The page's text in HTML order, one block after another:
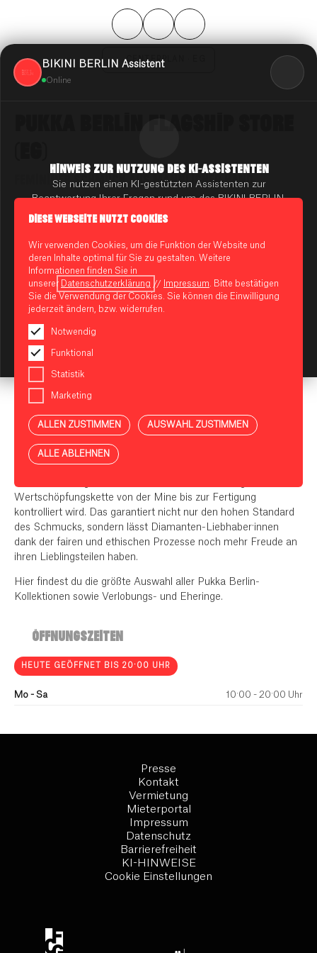
BIKINI BERLIN Assistent
Online
HINWEIS ZUR NUTZUNG DES KI-ASSISTENTEN
Sie nutzen einen KI-gestützten Assistenten zur
Beantwortung Ihrer Fragen rund um das BIKINI BERLIN.
Die Antworten werden automatisiert erzeugt und
Bitte geben Sie keine sensiblen oder vertraulichen
Informationen ein.
Datenschutzerklärung
Hinweise zur Nutzung
DIESE WEBSEITE NUTZT COOKIES
Wir verwenden Cookies, um die Funktion der Website und
deren Inhalte optimal für Sie zu gestalten. Weitere
Informationen finden Sie in
unserer
Datenschutzerklärung // Impressum . Bitte bestätigen
Sie die Verwendung der Cookies. Sie können die Einwilligung
jederzeit ändern, bzw. widerrufen.
Notwendig
Funktional
Statistik
Marketing
ALLEN ZUSTIMMEN AUSWAHL ZUSTIMMEN
ALLE ABLEHNEN
CENTERPLAN · EG
FEMININER SCHMUCK AUS MÄNNLICHER HAND
Preis – das ist Pukka Berlin. Nun sind die Kreationen des
Schmucklabels exklusiv bei BIKINI BERLIN erhältlich.
Drei männliche Freunde, die aus drei verschiedenen Ecken der
Welt kommen, haben sich zusammengetan, um ein
Schmucklabel für Frauen ins Leben zu rufen. Was zunächst
ungewöhnlich klingt, überzeugt durch das Ergebnis. Der
Schmuck von Pukka Berlin ist filigran und dezent, aber
trotzdem ein Hingucker.
Der Begriff „Pukka“ steht im Hinduismus für „echt“ oder
„authentisch“, bedeutet aber im Englischen auch „erstklassig“,
was auf die hohe Qualität, die den Gründern wichtig ist,
gewährleisten, werden alle Schmuckstücke in der hauseigenen
Manufaktur in Bombay in verantwortungsvoller Handarbeit
und ohne Zwischenhändler gefertigt. Für die einzigartigen
auch im Labor gezüchtete Diamanten, wobei die gesamte
Wertschöpfungskette von der Mine bis zur Fertigung
kontrolliert wird. Das garantiert nicht nur den hohen Standard
des Schmucks, sondern lässt Diamanten-Liebhaber:innen
dank der fairen und ethischen Prozesse noch mehr Freude an
ihren Lieblingsteilen haben.
Hier findest du die größte Auswahl aller Pukka Berlin-
Kollektionen sowie Verlobungs- und Eheringe.
ÖFFNUNGSZEITEN
HEUTE GEÖFFNET BIS 20:00 UHR
Mo - Sa 10:00 - 20:00 Uhr
Presse
Kontakt
Vermietung
Mieterportal
Impressum
Datenschutz
Barrierefreiheit
KI-HINWEISE
Cookie Einstellungen